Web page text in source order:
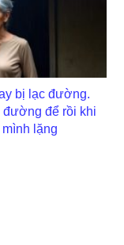
bị lạc đường.
đường để rồi khi
lặng